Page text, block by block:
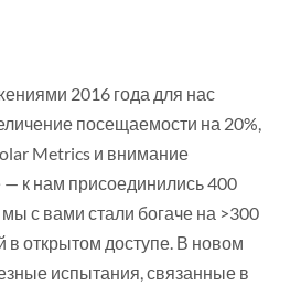
2016 года для нас
посещаемости на 20%,
Metrics и внимание
к нам присоединились 400
с вами стали богаче на >300
в открытом доступе. В новом
испытания, связанные в